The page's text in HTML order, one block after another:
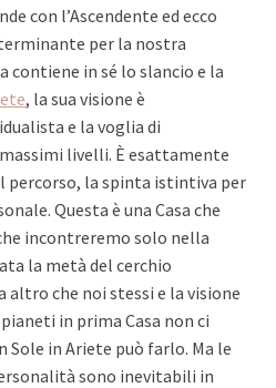
con l’Ascendente ed ecco
per la nostra
contiene in sé lo slancio e la
, la sua visione è
e la voglia di
livelli. È esattamente
percorso, la spinta istintiva per
Questa è una Casa che
incontreremo solo nella
la metà del cerchio
altro che noi stessi e la visione
in prima Casa non ci
Sole in Ariete può farlo. Ma le
sono inevitabili in